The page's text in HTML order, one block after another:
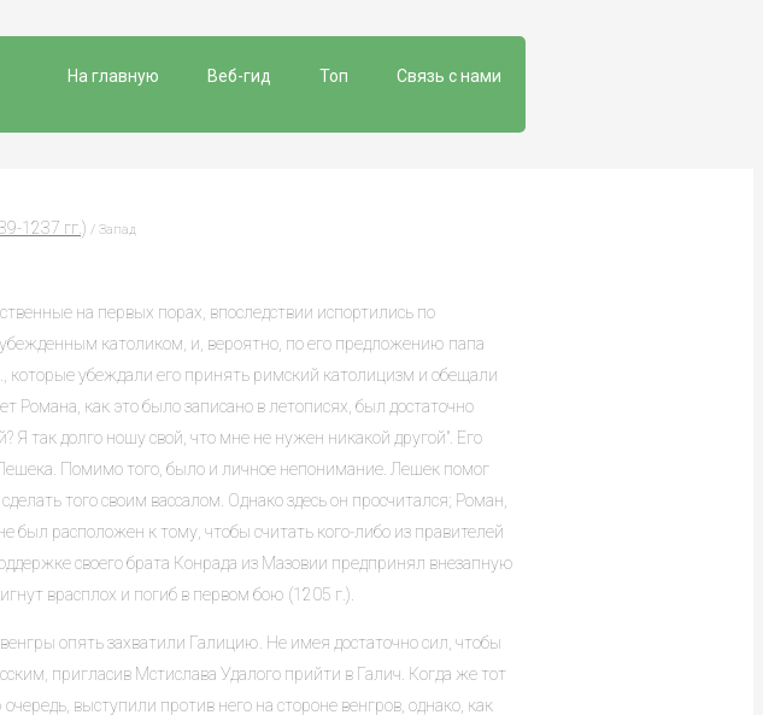
Связь с нами
Топ
Веб-гид
На главную
1237 гг.) / Запад
на первых порах, впоследствии испортились по
католиком, и, вероятно, по его предложению папа
которые убеждали его принять римский католицизм и обещали
Романа, как это было записано в летописях, был достаточно
так долго ношу свой, что мне не нужен никакой другой". Его
Помимо того, было и личное непонимание. Лешек помог
того своим вассалом. Однако здесь он просчитался; Роман,
был расположен к тому, чтобы считать кого-либо из правителей
своего брата Конрада из Мазовии предпринял внезапную
врасплох и погиб в первом бою (1205 г.).
опять захватили Галицию. Не имея достаточно сил, чтобы
пригласив Мстислава Удалого прийти в Галич. Когда же тот
выступили против него на стороне венгров, однако, как